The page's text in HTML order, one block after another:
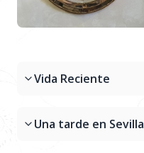
Vida Reciente
Una tarde en Sevilla